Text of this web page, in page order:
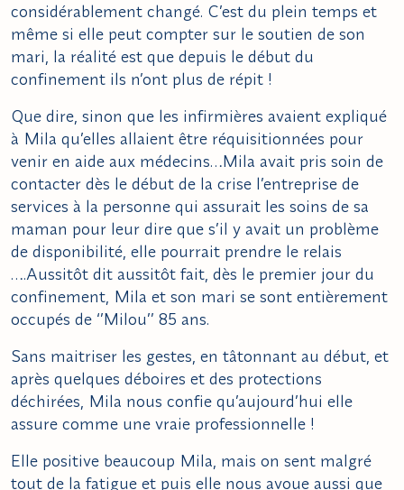
considérablement changé. C’est du plein temps et
même si elle peut compter sur le soutien de son
mari, la réalité est que depuis le début du
confinement ils n’ont plus de répit !
Que dire, sinon que les infirmières avaient expliqué
à Mila qu’elles allaient être réquisitionnées pour
venir en aide aux médecins…Mila avait pris soin de
contacter dès le début de la crise l’entreprise de
services à la personne qui assurait les soins de sa
maman pour leur dire que s’il y avait un problème
de disponibilité, elle pourrait prendre le relais
….Aussitôt dit aussitôt fait, dès le premier jour du
confinement, Mila et son mari se sont entièrement
occupés de ‘’Milou’’ 85 ans.
Sans maitriser les gestes, en tâtonnant au début, et
après quelques déboires et des protections
déchirées, Mila nous confie qu’aujourd’hui elle
assure comme une vraie professionnelle !
Elle positive beaucoup Mila, mais on sent malgré
tout de la fatigue et puis elle nous avoue aussi que